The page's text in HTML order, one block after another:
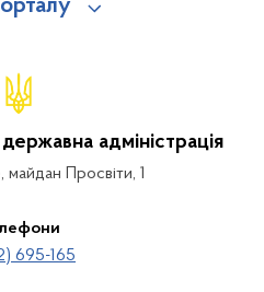
адміністрація
майдан Просвіти, 1
695-165